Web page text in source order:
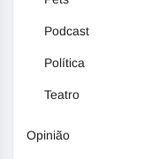
Podcast
Política
Teatro
Opinião